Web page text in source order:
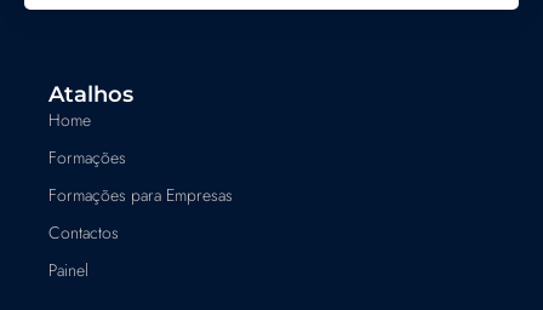
Atalhos
Home
Formações
Formações para Empresas
Contactos
Painel